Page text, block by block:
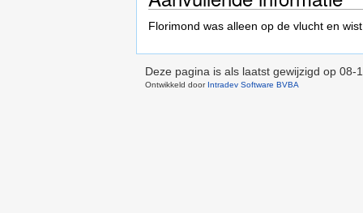
Florimond was alleen op de vlucht en
Deze pagina is als laatst gewijzigd op 08-
Ontwikkeld door Intradev Software BVBA